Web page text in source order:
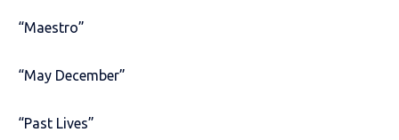
“Maestro”
“May December”
“Past Lives”